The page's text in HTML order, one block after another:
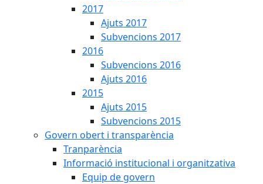
2017
Ajuts 2017
Subvencions 2017
2016
Subvencions 2016
Ajuts 2016
2015
Ajuts 2015
Subvencions 2015
Govern obert i transparència
Tranparència
Informació institucional i organitzativa
Equip de govern